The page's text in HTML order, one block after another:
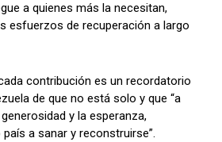
a quienes más la necesitan,
esfuerzos de recuperación a largo
contribución es un recordatorio
de que no está solo y que “a
y la esperanza,
a sanar y reconstruirse”.